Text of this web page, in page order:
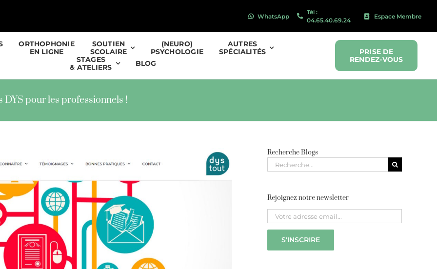
WhatsApp
Tél :
04.65.40.69.24
Espace Membre
ORTHOPHONIE
EN LIGNE
SOUTIEN
SCOLAIRE
(NEURO)
PSYCHOLOGIE
AUTRES
SPÉCIALITÉS
STAGES
& ATELIERS
BLOG
PRISE DE
RENDEZ-VOUS
pour les professionnels !
Recherche Blogs
Recherche
pour
Rejoignez notre newsletter
Please leave this field empty.